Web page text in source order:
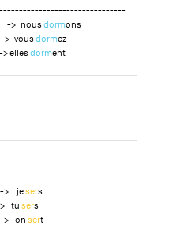
> nousdormons
vousdormez
dorment
jesers
tu sers
on sert